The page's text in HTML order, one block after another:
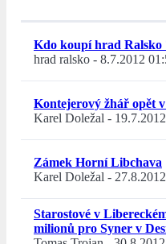
Kdo koupí hrad Ralsko
hrad ralsko - 8.7.2012
Kontejerový žhář opět
Karel Doležal -
Zámek Horní Libchava
Karel Doležal -
Starostové v
milionů pro Syner v